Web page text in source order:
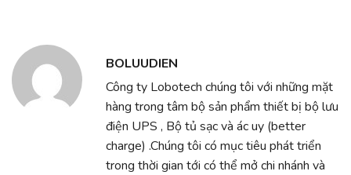
BOLUUDIEN
Công ty Lobotech chúng tôi với những mặt
hàng trong tâm bộ sản phẩm thiết bị bộ lưu
điện UPS , Bộ tủ sạc và ác uy (better
charge) .Chúng tôi có mục tiêu phát triển
trong thời gian tới có thể mở chi nhánh và